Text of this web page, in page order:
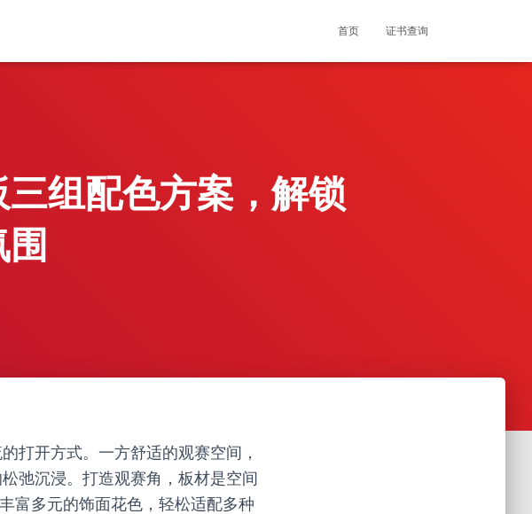
首页 证书查询
组配色方案，解锁
打开方式。一方舒适的观赛空间，
弛沉浸。打造观赛角，板材是空间
富多元的饰面花色，轻松适配多种